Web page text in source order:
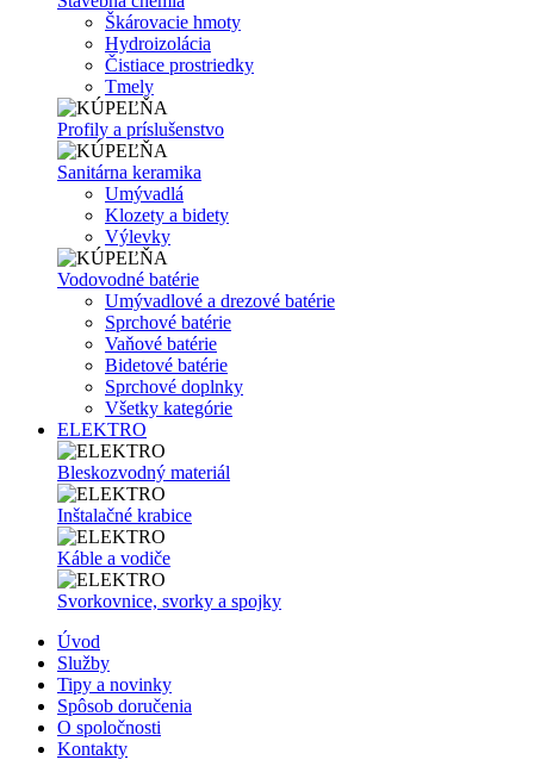
Škárovacie hmoty
Hydroizolácia
Čistiace prostriedky
Tmely
Profily a príslušenstvo
Sanitárna keramika
Umývadlá
Klozety a bidety
Výlevky
Vodovodné batérie
Umývadlové a drezové batérie
Sprchové batérie
Vaňové batérie
Bidetové batérie
Sprchové doplnky
Všetky kategórie
ELEKTRO
Bleskozvodný materiál
Inštalačné krabice
Káble a vodiče
Svorkovnice, svorky a spojky
Úvod
Služby
Tipy a novinky
Spôsob doručenia
O spoločnosti
Kontakty